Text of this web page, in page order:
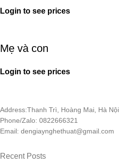
Login to see prices
Mẹ và con
Login to see prices
Address:Thanh Trì, Hoàng Mai, Hà Nội
Phone/Zalo: 0822666321
Email: dengiaynghethuat@gmail.com
Recent Posts